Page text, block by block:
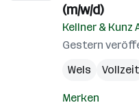
(m/w/d)
Kellner & Kunz
Gestern
Wels
Vollzeit
Merken